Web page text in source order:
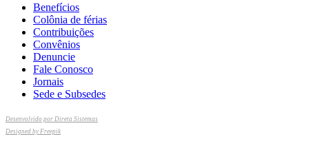
Benefícios
Colônia de férias
Contribuições
Convênios
Denuncie
Fale Conosco
Jornais
Sede e Subsedes
Desenvolvido por Direta Sistemas
Designed by Freepik